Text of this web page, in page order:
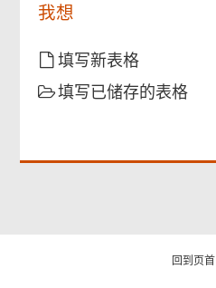
我想
填写新表格
填写已储存的表格
回到页首